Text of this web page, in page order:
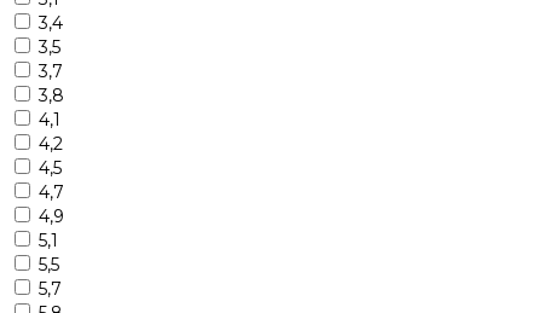
3,4
3,5
3,7
3,8
4,1
4,2
4,5
4,7
4,9
5,1
5,5
5,7